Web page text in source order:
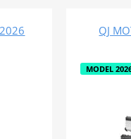
QJ
MODEL